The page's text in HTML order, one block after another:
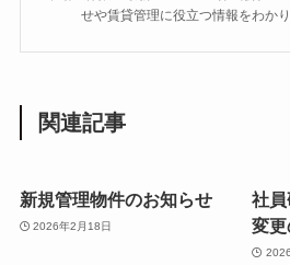
せや賃貸管理に役立つ情報をわか
関連記事
新規管理物件のお知らせ
2026年2月18日
社
変